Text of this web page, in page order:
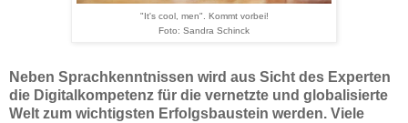
"It's cool, men". Kommt vorbei!
Foto: Sandra Schinck
Neben Sprachkenntnissen wird aus Sicht des Experten
die Digitalkompetenz für die vernetzte und globalisierte
Welt zum wichtigsten Erfolgsbaustein werden. Viele